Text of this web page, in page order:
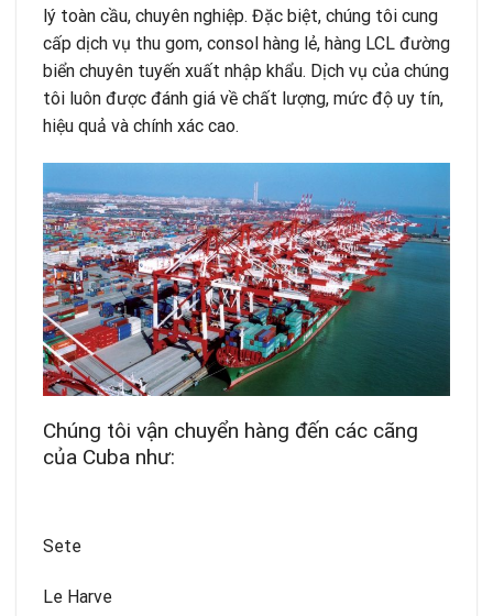
lý toàn cầu, chuyên nghiệp. Đặc biệt, chúng tôi cung
cấp dịch vụ thu gom, consol hàng lẻ, hàng LCL đường
biển chuyên tuyến xuất nhập khẩu. Dịch vụ của chúng
tôi luôn được đánh giá về chất lượng, mức độ uy tín,
hiệu quả và chính xác cao.
Chúng tôi vận chuyển hàng đến các cãng
của Cuba như:
Sete
Le Harve